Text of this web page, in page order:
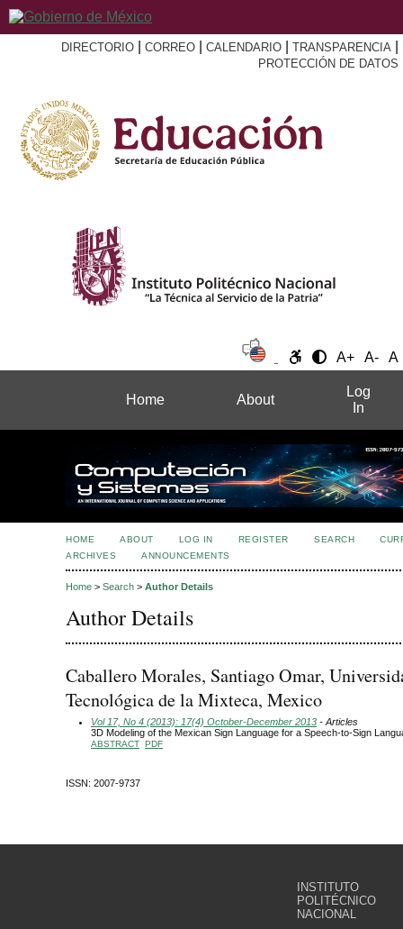
DIRECTORIO CORREO CALENDARIO TRANSPARENCIA
PROTECCIÓN DE DATOS
A+ A- A
Home About
Log
In
HOME ABOUT LOG IN REGISTER SEARCH
ARCHIVES
ANNOUNCEMENTS
Home > Search > Author Details
Author Details
Caballero Morales, Santiago Omar,
Tecnológica de la Mixteca, Mexico
Vol 17, No 4 (2013): 17(4) October-December 2013 - Articles
3D Modeling of the Mexican Sign Language for a Speech-to-Sign
ABSTRACT PDF
ISSN: 2007-9737
INSTITUTO
POLITÉCNICO
NACIONAL